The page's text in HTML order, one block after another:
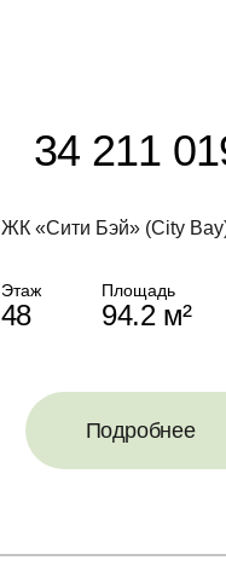
34 211
ЖК «Сити Бэй» (City
Этаж
48
Площадь
94.2 м²
Подробнее